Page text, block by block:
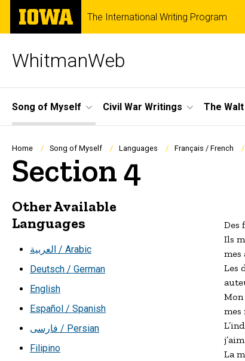
Skip
main
The
University
of
The International Writing Program
WhitmanWeb
Site
Main
Navigation
Song of Myself Civil War Writings The
Breadcrumb
Home Song of Myself Languages Français / French
Section 4
Other Available
Languages
العربية / Arabic
Deutsch / German
English
Español / Spanish
فارسی / Persian
Filipino
Des
Ils
mes
Les
Mon
mes
La